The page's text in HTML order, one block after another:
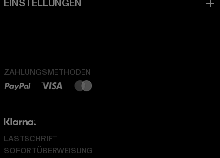
ZAHLUNGSMETHODEN
LASTSCHRIFT
SOFORTÜBERWEISUNG